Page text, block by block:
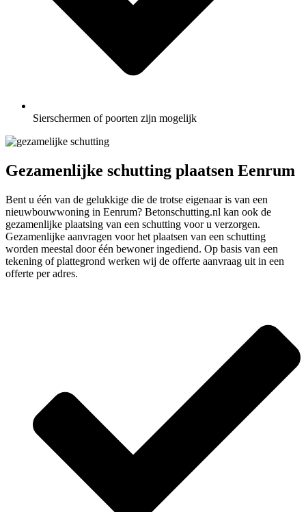
Sierschermen of poorten zijn mogelijk
Gezamenlijke schutting plaatsen Eenrum
Bent u één van de gelukkige die de trotse eigenaar is van een
nieuwbouwwoning in Eenrum? Betonschutting.nl kan ook de
gezamenlijke plaatsing van een schutting voor u verzorgen.
Gezamenlijke aanvragen voor het plaatsen van een schutting
worden meestal door één bewoner ingediend. Op basis van een
tekening of plattegrond werken wij de offerte aanvraag uit in een
offerte per adres.